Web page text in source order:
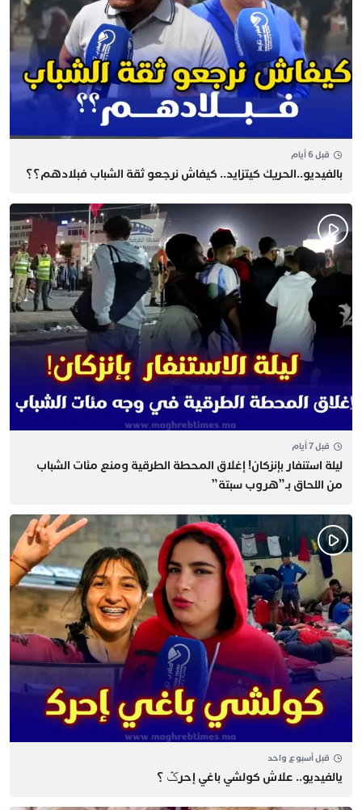
قبل 6 أيام
بالفيديو..الحريك كيتزايد.. كيفاش نرجعو ثقة الشباب فبلادهم؟؟
قبل 7 أيام
​ليلة استنفار بإنزكان! إغلاق المحطة الطرقية ومنع مئات الشباب
من اللحاق بـ”هروب سبتة”
قبل أسبوع واحد
يالفيديو.. علاش كولشي باغي إحرݣ ؟